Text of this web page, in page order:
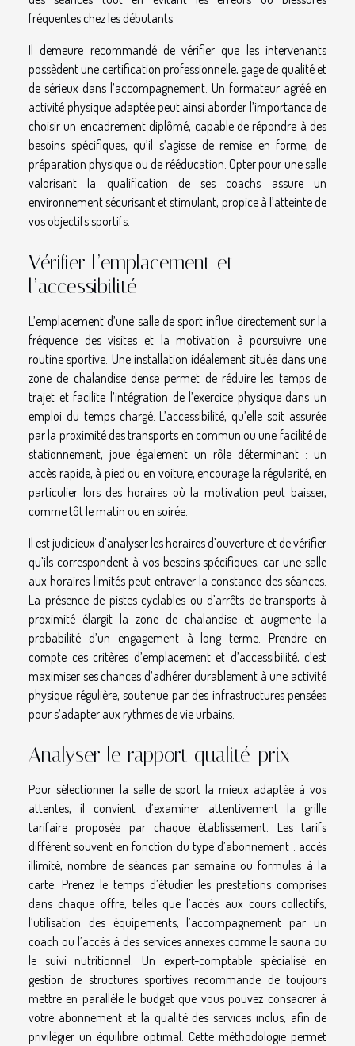
fréquentes chez les débutants.
Il demeure recommandé de vérifier que les intervenants
possèdent une certification professionnelle, gage de qualité et
de sérieux dans l’accompagnement. Un formateur agréé en
activité physique adaptée peut ainsi aborder l’importance de
choisir un encadrement diplômé, capable de répondre à des
besoins spécifiques, qu’il s’agisse de remise en forme, de
préparation physique ou de rééducation. Opter pour une salle
valorisant la qualification de ses coachs assure un
environnement sécurisant et stimulant, propice à l’atteinte de
vos objectifs sportifs.
Vérifier l’emplacement et
l’accessibilité
L’emplacement d’une salle de sport influe directement sur la
fréquence des visites et la motivation à poursuivre une
routine sportive. Une installation idéalement située dans une
zone de chalandise dense permet de réduire les temps de
trajet et facilite l’intégration de l’exercice physique dans un
emploi du temps chargé. L’accessibilité, qu’elle soit assurée
par la proximité des transports en commun ou une facilité de
stationnement, joue également un rôle déterminant : un
accès rapide, à pied ou en voiture, encourage la régularité, en
particulier lors des horaires où la motivation peut baisser,
comme tôt le matin ou en soirée.
Il est judicieux d’analyser les horaires d’ouverture et de vérifier
qu’ils correspondent à vos besoins spécifiques, car une salle
aux horaires limités peut entraver la constance des séances.
La présence de pistes cyclables ou d’arrêts de transports à
proximité élargit la zone de chalandise et augmente la
probabilité d’un engagement à long terme. Prendre en
compte ces critères d’emplacement et d’accessibilité, c’est
maximiser ses chances d’adhérer durablement à une activité
physique régulière, soutenue par des infrastructures pensées
pour s’adapter aux rythmes de vie urbains.
Analyser le rapport qualité-prix
Pour sélectionner la salle de sport la mieux adaptée à vos
attentes, il convient d’examiner attentivement la grille
tarifaire proposée par chaque établissement. Les tarifs
diffèrent souvent en fonction du type d’abonnement : accès
illimité, nombre de séances par semaine ou formules à la
carte. Prenez le temps d’étudier les prestations comprises
dans chaque offre, telles que l’accès aux cours collectifs,
l’utilisation des équipements, l’accompagnement par un
coach ou l’accès à des services annexes comme le sauna ou
le suivi nutritionnel. Un expert-comptable spécialisé en
gestion de structures sportives recommande de toujours
mettre en parallèle le budget que vous pouvez consacrer à
votre abonnement et la qualité des services inclus, afin de
privilégier un équilibre optimal. Cette méthodologie permet